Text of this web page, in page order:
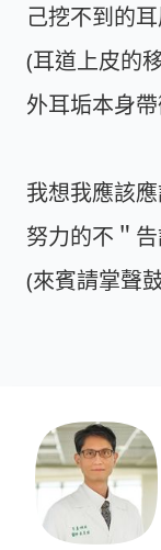
己挖不到的
(耳道上皮的
外耳垢本身
我想我應該
努力的不＂
(來賓請掌聲